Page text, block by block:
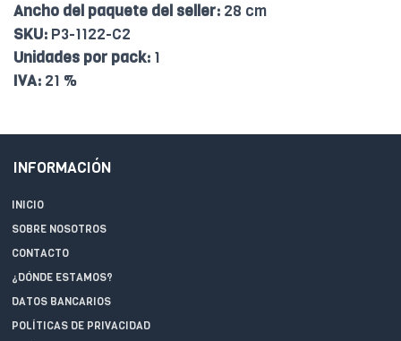
Ancho del paquete del seller: 28 cm
SKU: P3-1122-C2
Unidades por pack: 1
IVA: 21 %
INFORMACIÓN
INICIO
SOBRE NOSOTROS
CONTACTO
¿DÓNDE ESTAMOS?
DATOS BANCARIOS
POLÍTICAS DE PRIVACIDAD